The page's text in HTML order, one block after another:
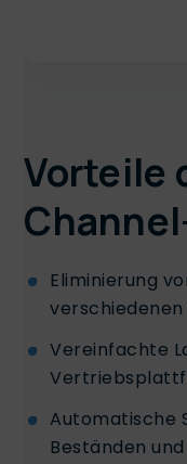
Vorteile
Eliminierung
Vereinfachte
Automatische
Beständen